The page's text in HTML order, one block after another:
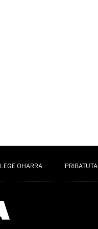
LEGE OHARRA